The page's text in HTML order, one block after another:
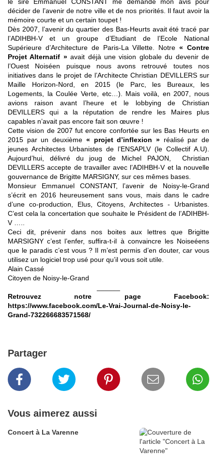
décider de l’avenir de notre ville et de nos priorités. Il faut avoir la
mémoire courte et un certain toupet !
Dès 2007, l’avenir du quartier des Bas-Heurts avait été tracé par
l’ADIHBH-V et un groupe d’Etudiant de l’Ecole National
Supérieure d’Architecture de Paris-La Villette. Notre« Contre
Projet Alternatif »avait déjà une vision globale du devenir de
l’Ouest Noiséen puisque nous avons retrouvé toutes nos
initiatives dans le projet de l’Architecte Christian DEVILLERS sur
Maille Horizon-Nord, en 2015 (le Parc, les Bureaux, les
Logements, la Coulée Verte, etc…). Mais voilà, en 2007, nous
avions raison avant l’heure et le lobbying de Christian
DEVILLERS qui a la réputation de rendre les Maires plus
capables n’avait pas encore fait son œuvre !
Cette vision de 2007 fut encore confortée sur les Bas Heurts en
2015 par un deuxième « projet d’inflexion »réalisé par de
jeunes Architectes Urbanistes de l’ENSAPLV (le Collectif A.U).
Aujourd’hui, délivré du joug de Michel PAJON, Christian
DEVILLERS accepte de travailler avec l’ADIHBH-V et la nouvelle
gouvernance de Brigitte MARSIGNY, sur ces mêmes bases.
Monsieur Emmanuel CONSTANT, l’avenir de Noisy-le-Grand
s’écrit en 2016 heureusement sans vous, mais dans le cadre
d’une co-production, Elus, Citoyens, Architectes - Urbanistes.
C’est cela la concertation que souhaite le Président de l’ADIHBH-
V …..
Ceci dit, prévenir dans nos boites aux lettres que Brigitte
MARSIGNY c’est l’enfer, suffira-t-il à convaincre les Noiseéens
que le paradis c’est vous ? Il m’est permis d’en douter, car vous
utilisez un logiciel trop usé pour qu’il vous soit utile.
Alain Cassé
Citoyen de Noisy-le-Grand
Retrouvez notre page Facebook:
https://www.facebook.com/Le-Vrai-Journal-de-Noisy-le-
Grand-732266683571568/
Partager
Vous aimerez aussi
Concert à La Varenne